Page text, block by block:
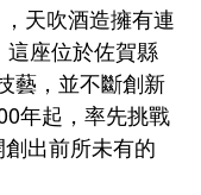
天吹酒造擁有連
座位於佐賀縣
藝，並不斷創新
年起，率先挑戰
出前所未有的